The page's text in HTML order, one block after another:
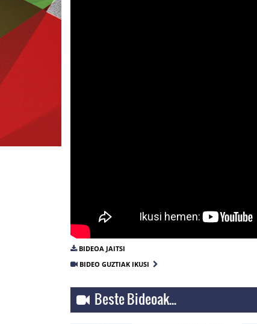
BIDEOA JAITSI
BIDEO GUZTIAK IKUSI
Beste Bideoak...